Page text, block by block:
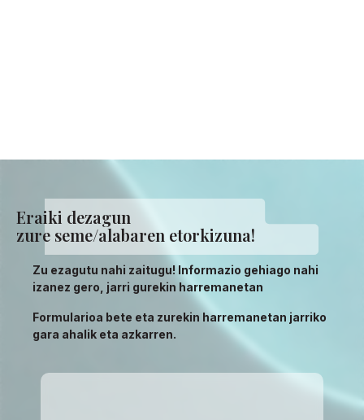
Eraiki dezagun
zure seme/alabaren etorkizuna!
Zu ezagutu nahi zaitugu! Informazio gehiago nahi
izanez gero, jarri gurekin harremanetan
Formularioa bete eta zurekin harremanetan jarriko
gara ahalik eta azkarren.